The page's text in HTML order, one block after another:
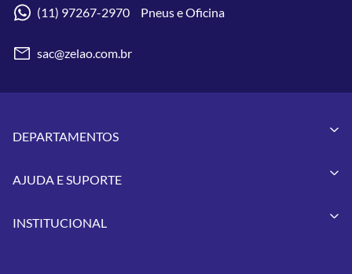
(11) 97267-2970 Pneus e Oficina
sac@zelao.com.br
DEPARTAMENTOS
Pneus
AJUDA E SUPORTE
INSTITUCIONAL